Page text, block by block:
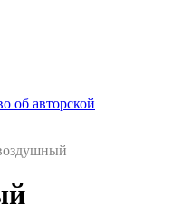
об авторской